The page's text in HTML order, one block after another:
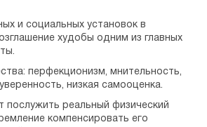
и социальных установок в
худобы одним из главных
перфекционизм, мнительность,
низкая самооценка.
послужить реальный физический
компенсировать его